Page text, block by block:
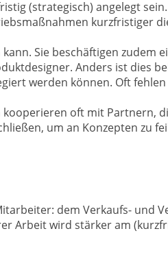
(strategisch) angelegt
kurzfristiger
Sie beschäftigen zudem
Anders ist dies
werden können. Oft
oft mit Partnern,
um an Konzepten zu
dem Verkaufs- und
Arbeit wird stärker am